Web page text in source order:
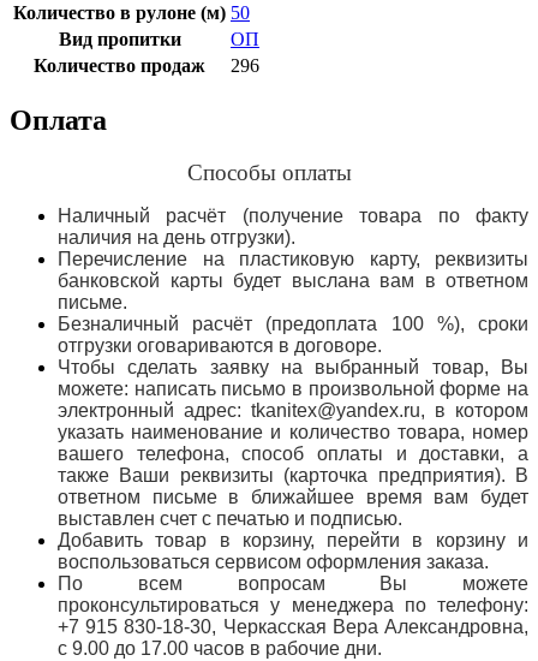
Количество в рулоне (м) 50
Вид пропитки
ОП
Количество продаж
296
Оплата
Способы оплаты
Наличный расчёт (получение товара по факту
наличия на день отгрузки).
Перечисление на пластиковую карту, реквизиты
банковской карты будет выслана вам в ответном
письме.
Безналичный расчёт (предоплата 100 %), сроки
отгрузки оговариваются в договоре.
Чтобы сделать заявку на выбранный товар, Вы
можете: написать письмо в произвольной форме на
электронный адрес: tkanitex@yandex.ru, в котором
указать наименование и количество товара, номер
вашего телефона, способ оплаты и доставки, а
также Ваши реквизиты (карточка предприятия). В
ответном письме в ближайшее время вам будет
выставлен счет с печатью и подписью.
Добавить товар в корзину, перейти в корзину и
воспользоваться сервисом оформления заказа.
По всем вопросам Вы можете
проконсультироваться у менеджера по телефону:
+7 915 830-18-30, Черкасская Вера Александровна,
с 9.00 до 17.00 часов в рабочие дни.